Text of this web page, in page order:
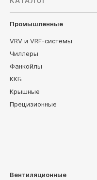
Промышленные
VRV и VRF-системы
Чиллеры
Фанкойлы
ККБ
Крышные
Прецизионные
Вентиляционные